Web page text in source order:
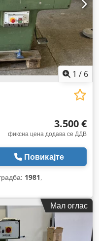
1 / 6
3.500 €
фиксна цена додава се ДДВ
Повикајте
1981,
Мал оглас